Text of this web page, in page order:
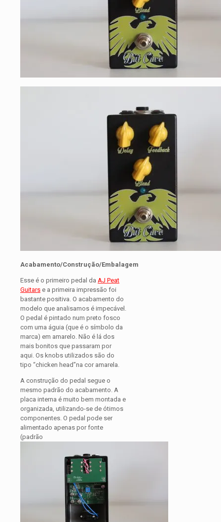
Acabamento/Construção/Embalagem
Esse é o primeiro pedal da AJ Peat
Guitars e a primeira impressão foi
bastante positiva. O acabamento do
modelo que analisamos é impecável.
O pedal é pintado num preto fosco
com uma águia (que é o símbolo da
marca) em amarelo. Não é lá dos
mais bonitos que passaram por
aqui. Os knobs utilizados são do
tipo “chicken head”na cor amarela.
A construção do pedal segue o
mesmo padrão do acabamento. A
placa interna é muito bem montada e
organizada, utilizando-se de ótimos
componentes. O pedal pode ser
alimentado apenas por fonte
(padrão